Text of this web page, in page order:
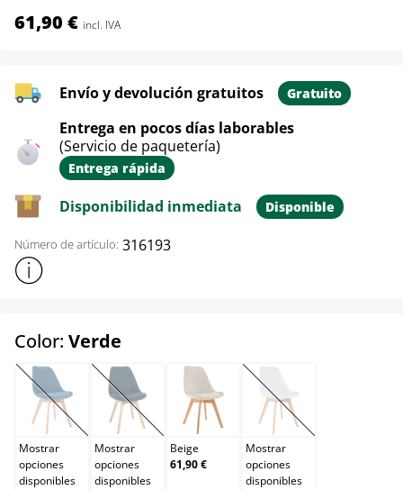
61,90 € incl. IVA
Envío y devolución gratuitos Gratuito
Entrega en pocos días laborables
(Servicio de paquetería)
Entrega rápida
Disponibilidad inmediata Disponible
Número de artículo: 316193
Mostrar más información sobre el producto
Color: Verde
Azul
(Esta opción no está disponible en este momento.)
Mostrar
opciones
disponibles
Azul oscuro
(Esta opción no está disponible en este momento.)
Mostrar
opciones
disponibles
Beige
Beige
61,90 €
Blanco
(Esta opción no está
Mostrar
opciones
disponibles